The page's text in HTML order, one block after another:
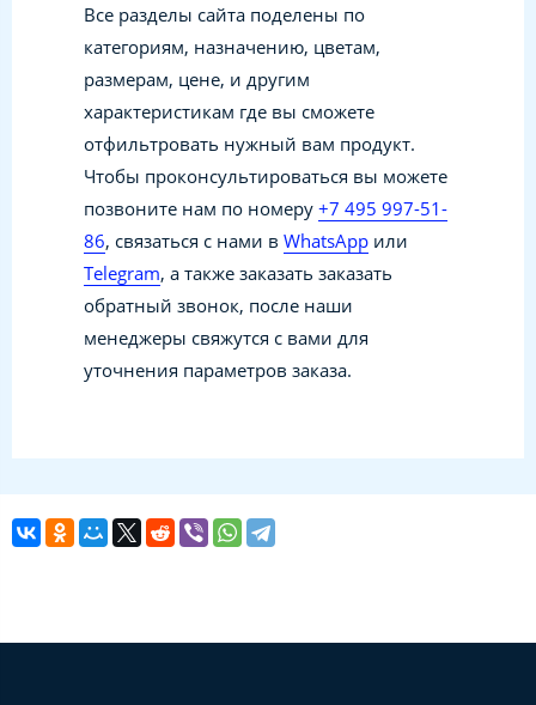
Все разделы сайта поделены по
категориям, назначению, цветам,
размерам, цене, и другим
характеристикам где вы сможете
отфильтровать нужный вам продукт.
Чтобы проконсультироваться вы можете
позвоните нам по номеру +7 495 997-51-
86, связаться с нами в WhatsApp или
Telegram, а также заказать заказать
обратный звонок, после наши
менеджеры свяжутся с вами для
уточнения параметров заказа.